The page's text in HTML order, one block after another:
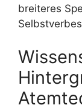
breiteres